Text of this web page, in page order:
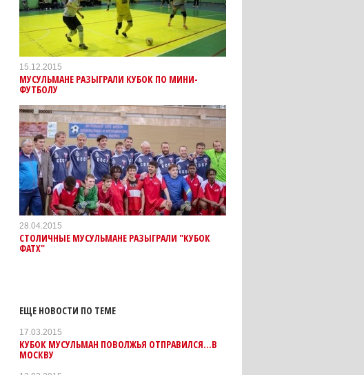
15.12.2015
МУСУЛЬМАНЕ РАЗЫГРАЛИ КУБОК ПО МИНИ-
ФУТБОЛУ
28.04.2015
СТОЛИЧНЫЕ МУСУЛЬМАНЕ РАЗЫГРАЛИ "КУБОК
ФАТХ"
ЕЩЕ НОВОСТИ ПО ТЕМЕ
17.03.2015
КУБОК МУСУЛЬМАН ПОВОЛЖЬЯ ОТПРАВИЛСЯ...В
МОСКВУ